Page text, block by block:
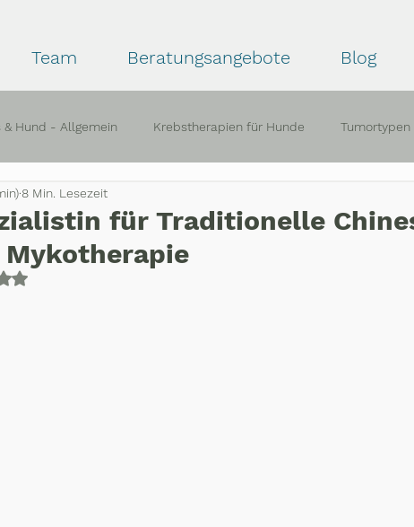
Team Beratungsangebote Blog
& Hund - Allgemein Krebstherapien für Hunde
Erfahrungsberichte
für Traditionelle
Mykotherapie
8 Min. Lesezeit
NaN von 5 Sternen bewertet.